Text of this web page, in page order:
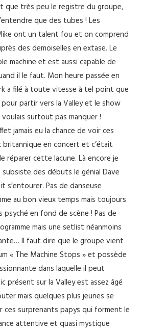
que très peu le registre du groupe,
que des tubes ! Les
ont un talent fou et on comprend
des demoiselles en extase. Le
machine et est aussi capable de
il le faut. Mon heure passée en
a filé à toute vitesse à tel point que
pour partir vers la Valley et le show
surtout pas manquer !
jamais eu la chance de voir ces
britannique en concert et c’était
réparer cette lacune. Là encore je
subsiste des débuts le génial Dave
s’entourer. Pas de danseuse
au bon vieux temps mais toujours
psyché en fond de scène ! Pas de
mais une setlist néanmoins
Il faut dire que le groupe vient
« The Machine Stops » et possède
dans laquelle il peut
présent sur la Valley est assez âgé
mais quelques plus jeunes se
ces surprenants papys qui forment le
attentive et quasi mystique